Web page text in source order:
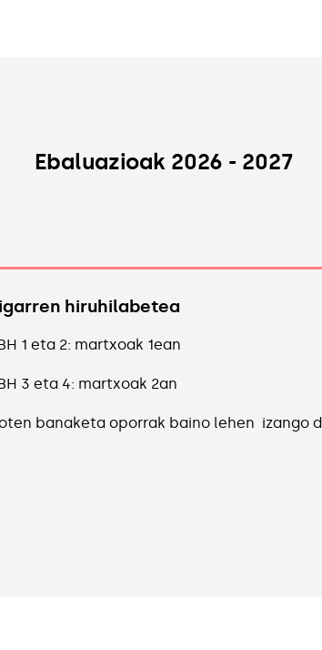
Ebaluazioak 2026 - 2027
hiruhilabetea
1 eta 2: martxoak 1ean
3 eta 4: martxoak 2an
banaketa oporrak baino lehen izango